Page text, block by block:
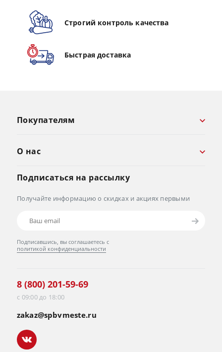
Строгий контроль качества
Быстрая доставка
Покупателям
О нас
Подписаться на рассылку
Получайте информацию о скидках и акциях первыми
Подписавшись, вы соглашаетесь с
политикой конфиденциальности
8 (800) 201-59-69
с 09:00 до 18:00
zakaz@spbvmeste.ru